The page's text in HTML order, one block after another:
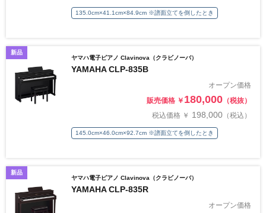
135.0cm×41.1cm×84.9cm ※譜面立てを倒したとき
新品
ヤマハ電子ピアノ Clavinova（クラビノーバ）
YAMAHA CLP-835B
オープン価格
販売価格 ￥ 180,000 （税抜）
税込価格 ￥ 198,000 （税込）
145.0cm×46.0cm×92.7cm ※譜面立てを倒したとき
新品
ヤマハ電子ピアノ Clavinova（クラビノーバ）
YAMAHA CLP-835R
オープン価格